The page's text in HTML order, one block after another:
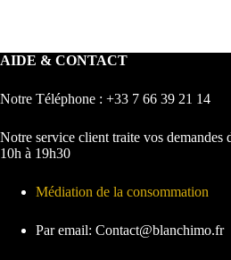
AIDE & CONTACT
Notre Téléphone : +33 7 66 39 21 14
Notre service client traite vos demandes
10h à 19h30
Médiation de la consommation
Par email: Contact@blanchimo.fr